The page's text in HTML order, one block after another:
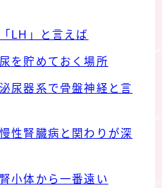
LH」と言えば
を貯めておく場所
尿器系で骨盤神経と言
性腎臓病と関わりが深
小体から一番遠い